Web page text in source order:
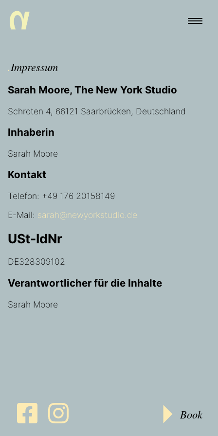
.Impressum
Sarah Moore, The New York Studio
Schroten 4, 66121 Saarbrücken, Deutschland
Inhaberin
Sarah Moore
Kontakt
Telefon: +49 176 20158149
E-Mail: sarah@newyorkstudio.de
USt-IdNr
DE328309102
Verantwortlicher für die Inhalte
Sarah Moore
Book